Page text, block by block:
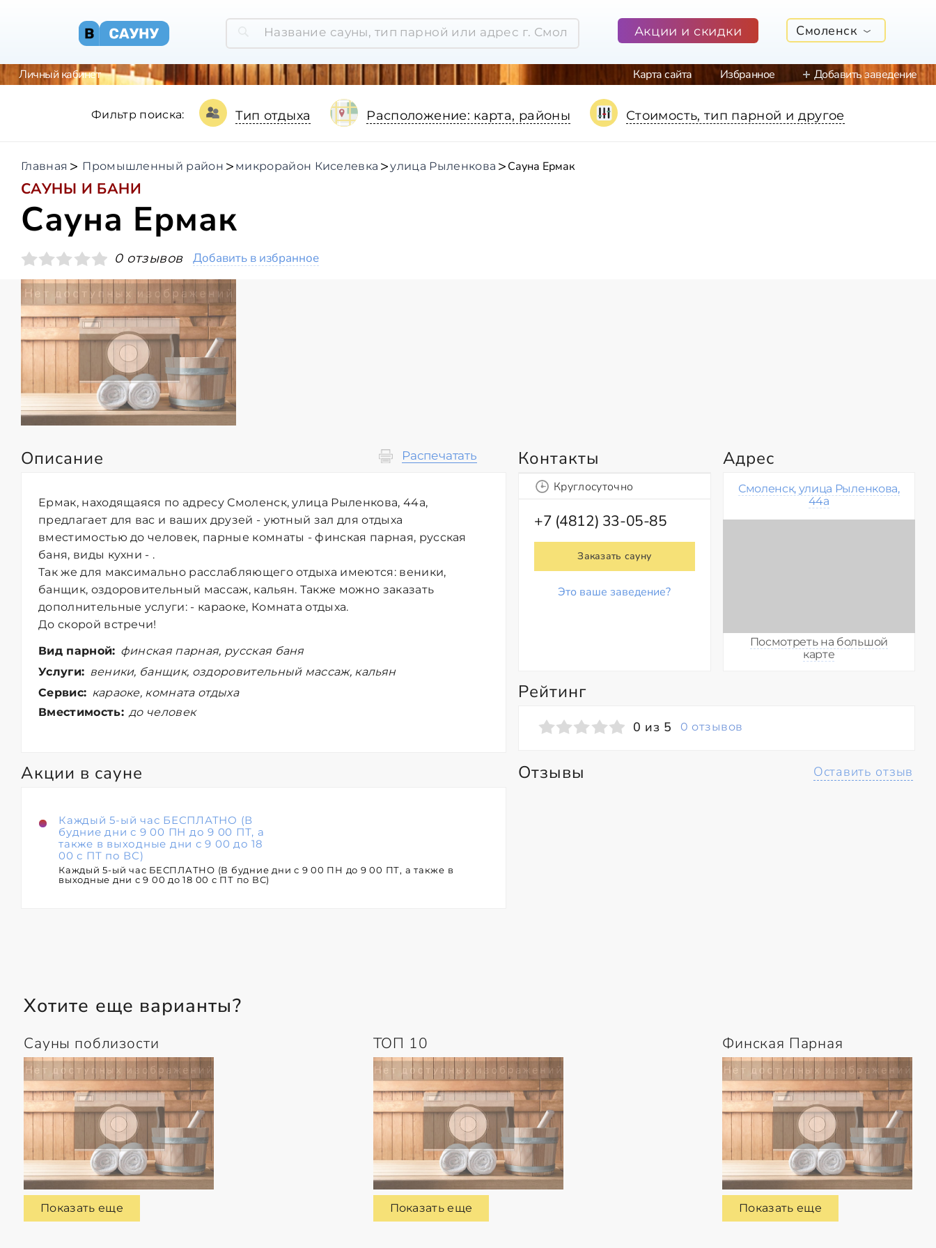
Акции и скидки Смоленск
Личный кабинет Карта сайта Избранное Добавить заведение
Фильтр поиска: Тип отдыха Расположение: карта, районы Стоимость, тип парной и другое
Главная Промышленный район микрорайон Киселевка улица Рыленкова Сауна Ермак
САУНЫ И БАНИ
Сауна Ермак
0 отзывов Добавить в избранное
Описание Распечатать
Ермак, находящаяся по адресу Смоленск, улица Рыленкова, 44а,
предлагает для вас и ваших друзей - уютный зал для отдыха
вместимостью до человек, парные комнаты - финская парная, русская
баня, виды кухни - .
Так же для максимально расслабляющего отдыха имеются: веники,
банщик, оздоровительный массаж, кальян. Также можно заказать
дополнительные услуги: - караоке, Комната отдыха.
До скорой встречи!
Вид парной: финская парная, русская баня
Услуги: веники, банщик, оздоровительный массаж, кальян
Сервис: караоке, комната отдыха
Вместимость: до человек
Акции в сауне
Каждый 5-ый час БЕСПЛАТНО (В
будние дни с 9 00 ПН до 9 00 ПТ, а
также в выходные дни с 9 00 до 18
00 с ПТ по ВС)
Каждый 5-ый час БЕСПЛАТНО (В будние дни с 9 00 ПН до 9 00 ПТ, а также в
выходные дни с 9 00 до 18 00 с ПТ по ВС)
Контакты
Круглосуточно
+7 (4812) 33-05-85
Заказать сауну
Это ваше заведение?
Адрес
Смоленск, улица Рыленкова,
44а
Посмотреть на большой
карте
Рейтинг
0 из 5 0 отзывов
Отзывы Оставить отзыв
Хотите еще варианты?
Сауны поблизости
Показать еще
ТОП 10
Показать еще
Финская Парная
Показать еще